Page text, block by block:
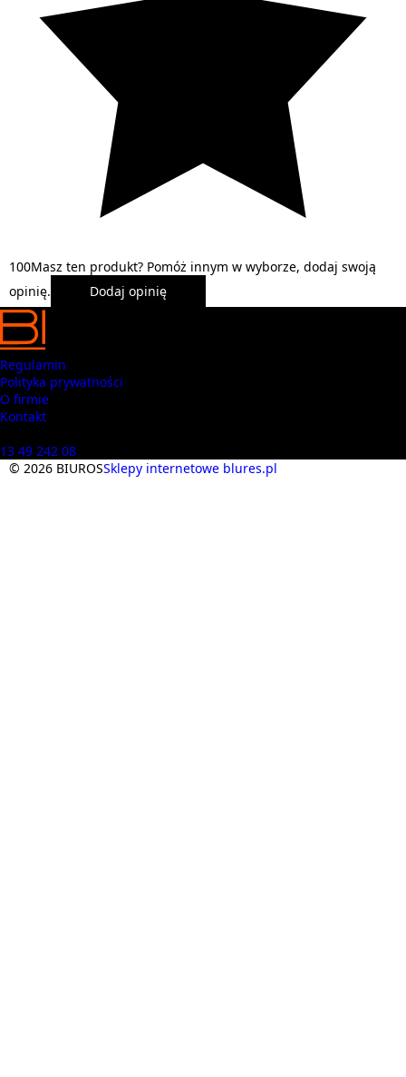
100Masz ten produkt? Pomóż innym w wyborze, dodaj swoją
opinię.
Dodaj opinię
Regulamin
Polityka prywatności
O firmie
Kontakt
13 49 242 08
© 2026 BIUROSSklepy internetowe blures.pl